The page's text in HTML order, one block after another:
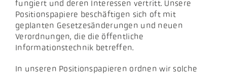
fungiert und deren Interessen vertritt. Unsere
Positionspapiere beschäftigen sich oft mit
geplanten Gesetzesänderungen und neuen
Verordnungen, die die öffentliche
Informationstechnik betreffen.
In unseren Positionspapieren ordnen wir solche